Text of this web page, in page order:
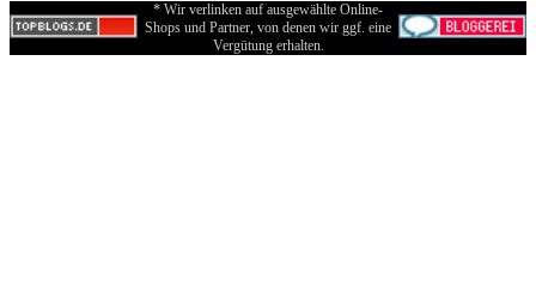
* Wir verlinken auf ausgewählte Online-
Shops und Partner, von denen wir ggf. eine
Vergütung erhalten.